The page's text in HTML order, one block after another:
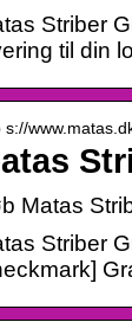
Striber
til din
s://
Matas
Striber